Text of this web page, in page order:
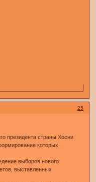
25
президента страны Хосни
которых
выборов нового
выставленных